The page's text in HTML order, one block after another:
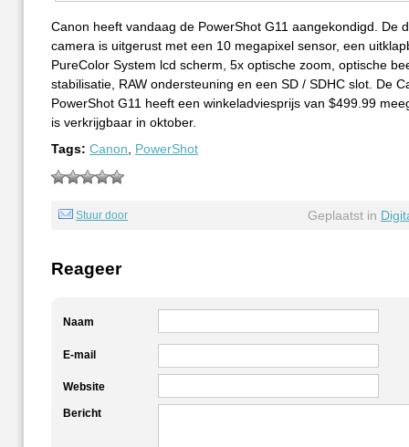
Canon heeft vandaag de PowerShot G11 aangekondigd. De
camera is uitgerust met een 10 megapixel sensor, een
PureColor System lcd scherm, 5x optische zoom, optische
stabilisatie, RAW ondersteuning en een SD / SDHC slot. De
PowerShot G11 heeft een winkeladviesprijs van $499.99
is verkrijgbaar in oktober.
Tags: Canon PowerShot
Stuur door Geplaatst in
Reageer
Naam
E-mail
Website
Bericht